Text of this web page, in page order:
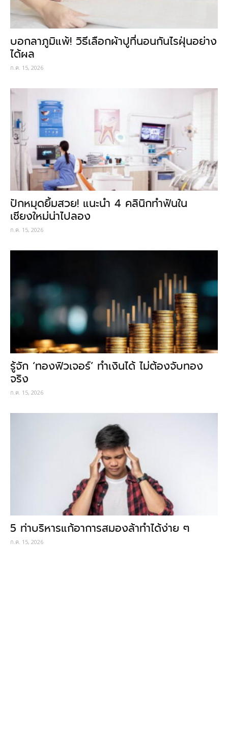
บอกลาภูมิแพ้! วิธีเลือกผ้าปูที่นอนกันไรฝุ่นอย่าง
ได้ผล
ก.ค. 15, 2026
ปักหมุดยิ้มสวย! แนะนำ 4 คลินิกทำฟันใน
เชียงใหม่น่าไปลอง
ก.ค. 15, 2026
รู้จัก ‘ทองฟิวเจอร์’ ทำเงินได้ ไม่ต้องจับทอง
จริง
ก.ค. 15, 2026
5 ท่าบริหารแก้อาการสมองล้าทำได้ง่าย ๆ
ก.ค. 15, 2026